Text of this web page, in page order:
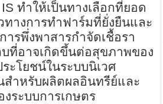
ทำให้เป็นทางเลือกที่ยอด
ทางการทำฟาร์มที่ยั่งยืนและ
รพึ่งพาสารกำจัดเชื้อรา
บที่อาจเกิดขึ้นต่อสุขภาพของ
โยชน์ในระบบนิเวศ
ำหรับผลิตผลอินทรีย์และ
ระบบการเกษตร